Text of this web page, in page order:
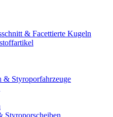
& Facettierte Kugeln
& Styroporfahrzeuge
Styroporscheiben